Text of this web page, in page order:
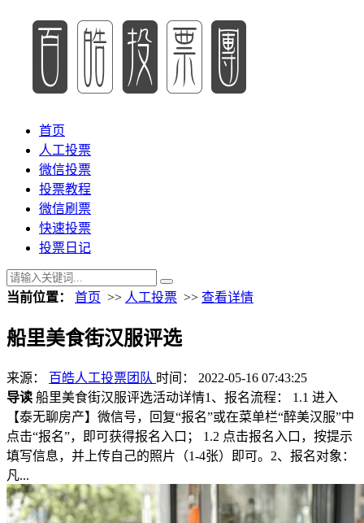
首页
人工投票
微信投票
投票教程
微信刷票
快速投票
投票日记
当前位置： 首页 >> 人工投票 >> 查看详情
船里美食街汉服评选
来源： 百皓人工投票团队 时间： 2022-05-16 07:43:25
导读 船里美食街汉服评选活动详情1、报名流程： 1.1 进入
【泰无聊房产】微信号，回复“报名”或在菜单栏“醉美汉服”中
点击“报名”，即可获得报名入口； 1.2 点击报名入口，按提示
填写信息，并上传自己的照片（1-4张）即可。2、报名对象：
凡...